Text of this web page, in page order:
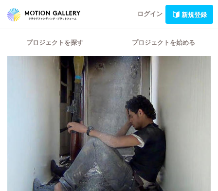
ログイン 新規登録
プロジェクトを探す プロジェクトを始める